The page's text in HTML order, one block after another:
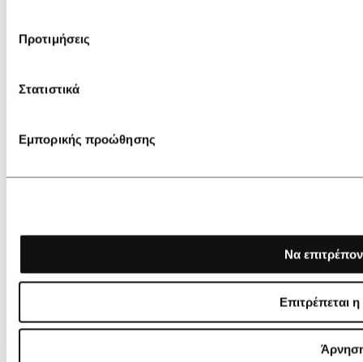
Προτιμήσεις
Στατιστικά
Εμπορικής προώθησης
Να
Επιτρέπεται